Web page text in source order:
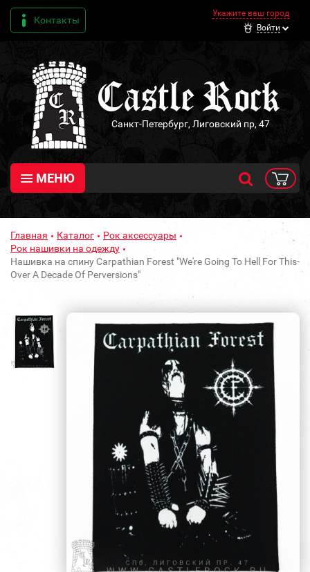
Контакты
Укажите ваш город
Войти
Санкт-Петербург, Лиговский пр, 47
МЕНЮ
Главная Каталог
Рок аксессуары
Рок нашивки на одежду
Нашивка на спину Carpathian Forest "We're Going To Hell For This-
Over A Decade Of Perversions"